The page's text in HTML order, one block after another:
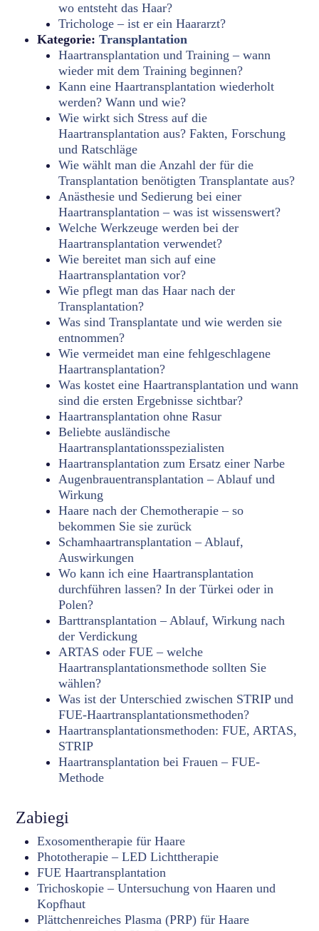
wo entsteht das Haar?
Trichologe – ist er ein Haararzt?
Kategorie:Transplantation
Haartransplantation und Training – wann
wieder mit dem Training beginnen?
Kann eine Haartransplantation wiederholt
werden? Wann und wie?
Wie wirkt sich Stress auf die
Haartransplantation aus? Fakten, Forschung
und Ratschläge
Wie wählt man die Anzahl der für die
Transplantation benötigten Transplantate aus?
Anästhesie und Sedierung bei einer
Haartransplantation – was ist wissenswert?
Welche Werkzeuge werden bei der
Haartransplantation verwendet?
Wie bereitet man sich auf eine
Haartransplantation vor?
Wie pflegt man das Haar nach der
Transplantation?
Was sind Transplantate und wie werden sie
entnommen?
Wie vermeidet man eine fehlgeschlagene
Haartransplantation?
Was kostet eine Haartransplantation und wann
sind die ersten Ergebnisse sichtbar?
Haartransplantation ohne Rasur
Beliebte ausländische
Haartransplantationsspezialisten
Haartransplantation zum Ersatz einer Narbe
Augenbrauentransplantation – Ablauf und
Wirkung
Haare nach der Chemotherapie – so
bekommen Sie sie zurück
Schamhaartransplantation – Ablauf,
Auswirkungen
Wo kann ich eine Haartransplantation
durchführen lassen? In der Türkei oder in
Polen?
Barttransplantation – Ablauf, Wirkung nach
der Verdickung
ARTAS oder FUE – welche
Haartransplantationsmethode sollten Sie
wählen?
Was ist der Unterschied zwischen STRIP und
FUE-Haartransplantationsmethoden?
Haartransplantationsmethoden: FUE, ARTAS,
STRIP
Haartransplantation bei Frauen – FUE-
Methode
Zabiegi
Exosomentherapie für Haare
Phototherapie – LED Lichttherapie
FUE Haartransplantation
Trichoskopie – Untersuchung von Haaren und
Kopfhaut
Plättchenreiches Plasma (PRP) für Haare